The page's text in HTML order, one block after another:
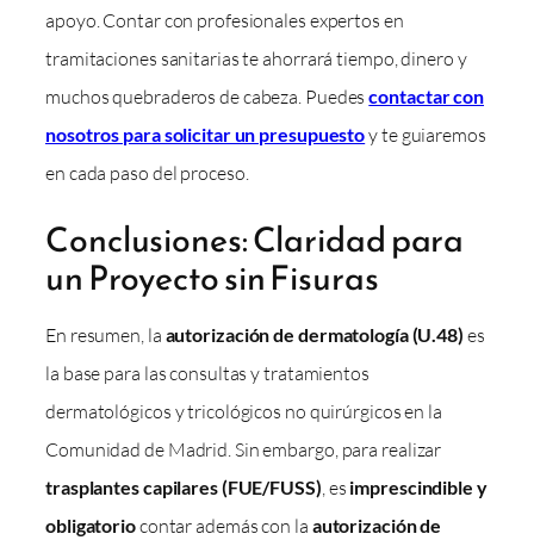
apoyo. Contar con profesionales expertos en
tramitaciones sanitarias te ahorrará tiempo, dinero y
muchos quebraderos de cabeza. Puedescontactar con
nosotros para solicitar un presupuestoy te guiaremos
en cada paso del proceso.
Conclusiones: Claridad para
un Proyecto sin Fisuras
En resumen, la autorización de dermatología (U.48) es
la base para las consultas y tratamientos
dermatológicos y tricológicos no quirúrgicos en la
Comunidad de Madrid. Sin embargo, para realizar
trasplantes capilares (FUE/FUSS) , es imprescindible y
obligatoriocontar además con la autorización de